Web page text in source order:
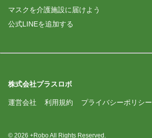
マスクを介護施設に届けよう
公式LINEを追加する
株式会社プラスロボ
運営会社 利用規約 プライバシーポリシー
© 2026 +Robo All Rights Reserved.